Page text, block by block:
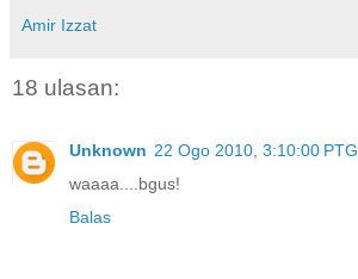
Amir Izzat
18 ulasan:
Unknown 22 Ogo 2010, 3:10:00 PTG
waaaa....bgus!
Balas